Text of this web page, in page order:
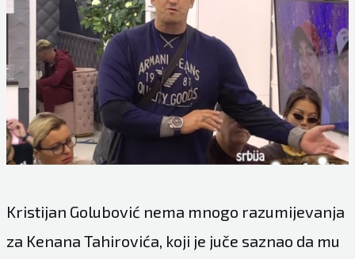
Kristijan Golubović nema mnogo razumijevanja
za Kenana Tahirovića, koji je juče saznao da mu